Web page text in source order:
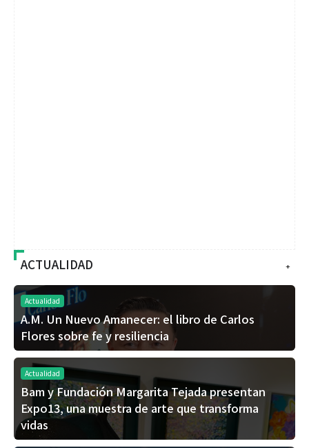
+
ACTUALIDAD
Actualidad
A.M. Un Nuevo Amanecer: el libro de Carlos
Flores sobre fe y resiliencia
Actualidad
Bam y Fundación Margarita Tejada presentan
Expo13, una muestra de arte que transforma
vidas